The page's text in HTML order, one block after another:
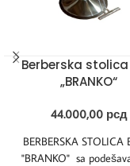
Berberska stolica
„BRANKO“
44.000,00 рсд
BERBERSKA STOLICA
"BRANKO" sa